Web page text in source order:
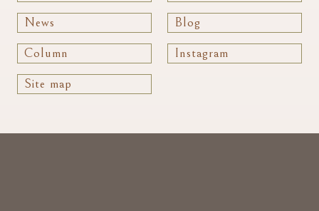
News Blog
Column Instagram
Site map